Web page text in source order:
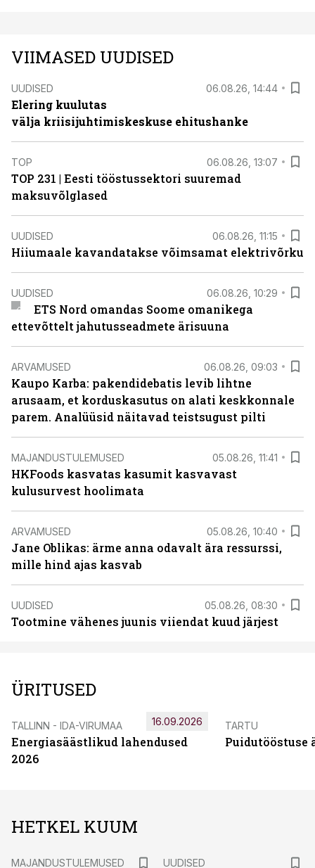
VIIMASED UUDISED
UUDISED 06.08.26, 14:44
Elering kuulutas
välja kriisijuhtimiskeskuse ehitushanke
TOP 06.08.26, 13:07
TOP 231 | Eesti tööstussektori suuremad
maksuvõlglased
UUDISED 06.08.26, 11:15
Hiiumaale kavandatakse võimsamat elektrivõrku
UUDISED 06.08.26, 10:29
ETS Nord omandas Soome omanikega
ettevõttelt jahutusseadmete ärisuuna
ARVAMUSED 06.08.26, 09:03
Kaupo Karba: pakendidebatis levib lihtne
arusaam, et korduskasutus on alati keskkonnale
parem. Analüüsid näitavad teistsugust pilti
MAJANDUSTULEMUSED 05.08.26, 11:41
HKFoods kasvatas kasumit kasvavast
kulusurvest hoolimata
ARVAMUSED 05.08.26, 10:40
Jane Oblikas: ärme anna odavalt ära ressurssi,
mille hind ajas kasvab
UUDISED 05.08.26, 08:30
Tootmine vähenes juunis viiendat kuud järjest
ÜRITUSED
TALLINN - IDA-VIRUMAA
Energiasäästlikud lahendused
2026
16.09.2026 TARTU
Puidutööstuse
HETKEL KUUM
MAJANDUSTULEMUSED UUDISED